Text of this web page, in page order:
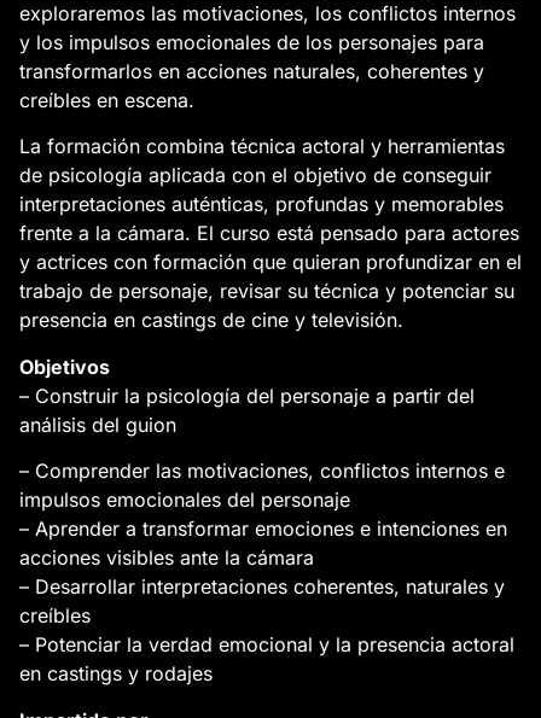
exploraremos las motivaciones, los conflictos internos
y los impulsos emocionales de los personajes para
transformarlos en acciones naturales, coherentes y
creíbles en escena.
La formación combina técnica actoral y herramientas
de psicología aplicada con el objetivo de conseguir
interpretaciones auténticas, profundas y memorables
frente a la cámara. El curso está pensado para actores
y actrices con formación que quieran profundizar en el
trabajo de personaje, revisar su técnica y potenciar su
presencia en castings de cine y televisión.
Objetivos
– Construir la psicología del personaje a partir del
análisis del guion
– Comprender las motivaciones, conflictos internos e
impulsos emocionales del personaje
– Aprender a transformar emociones e intenciones en
acciones visibles ante la cámara
– Desarrollar interpretaciones coherentes, naturales y
creíbles
– Potenciar la verdad emocional y la presencia actoral
en castings y rodajes